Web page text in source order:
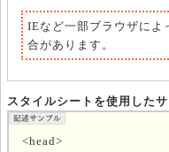
IEなど一部ブラウザによ
合があります。
スタイルシートを使用した
<head>